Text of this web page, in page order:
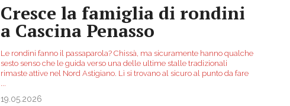
Cresce la famiglia di rondini
a Cascina Penasso
Le rondini fanno il passaparola? Chissà, ma sicuramente hanno qualche
sesto senso che le guida verso una delle ultime stalle tradizionali
rimaste attive nel Nord Astigiano. Lì si trovano al sicuro al punto da fare
19.05.2026